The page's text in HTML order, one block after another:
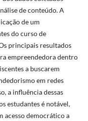
de conteúdo. A
de um
do curso de
principais resultados
empreendedora dentro
a buscarem
em redes
a influência dessas
estudantes é notável,
acesso democrático a